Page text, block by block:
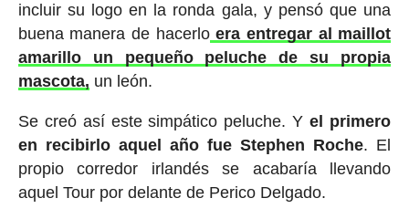
incluir su logo en la ronda gala, y pensó que una
buena manera de hacerloera entregar al maillot
amarillo un pequeño peluche de su propia
mascota, un león.
Se creó así este simpático peluche. Yel primero
en recibirlo aquel año fue Stephen Roche. El
propio corredor irlandés se acabaría llevando
aquel Tour por delante de Perico Delgado.